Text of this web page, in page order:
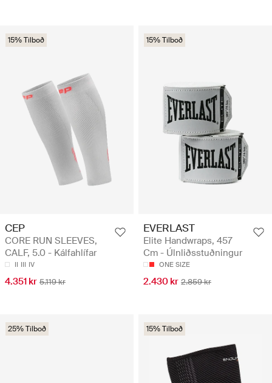
15% Tilboð
CEP
CORE RUN SLEEVES,
CALF, 5.0 - Kálfahlífar
II III IV
4.351 kr 5.119 kr
15% Tilboð
EVERLAST
Elite Handwraps, 457
Cm - Úlnliðsstuðningur
ONE SIZE
2.430 kr 2.859 kr
25% Tilboð 15% Tilboð